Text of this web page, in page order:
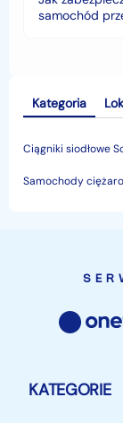
samochód
Kategoria
Ciągniki siodłowe
Samochody
KATEGORIE